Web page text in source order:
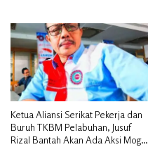
Ketua Aliansi Serikat Pekerja dan
Buruh TKBM Pelabuhan, Jusuf
Rizal Bantah Akan Ada Aksi Mogol